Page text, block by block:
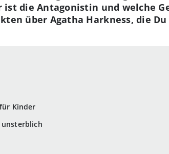
Kinder
unsterblich
ist die Antagonistin und welche
über Agatha Harkness, die